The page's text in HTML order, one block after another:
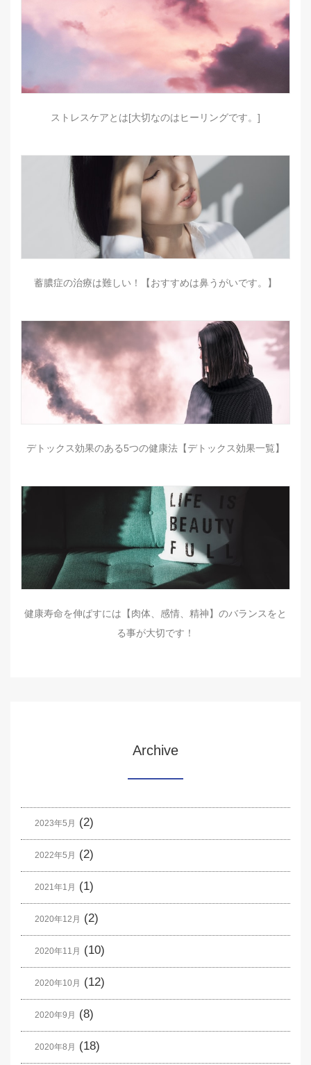
ストレスケアとは[大切なのはヒーリングです。]
蓄膿症の治療は難しい！【おすすめは鼻うがいです。】
デトックス効果のある5つの健康法【デトックス効果一覧】
健康寿命を伸ばすには【肉体、感情、精神】のバランスをと
る事が大切です！
Archive
2023年5月 (2)
2022年5月 (2)
2021年1月 (1)
2020年12月 (2)
2020年11月 (10)
2020年10月 (12)
2020年9月 (8)
2020年8月 (18)